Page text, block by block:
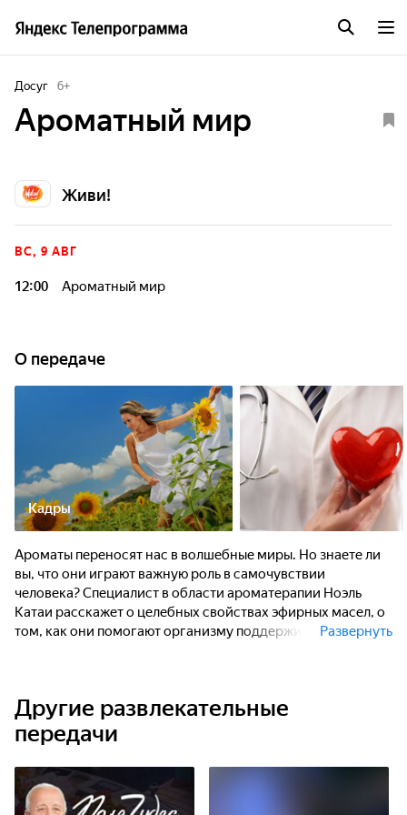
Досуг 6+
Ароматный мир
Живи!
ВС, 9 АВГ
12:00 Ароматный мир
О передаче
Кадры
Ароматы переносят нас в волшебные миры. Но знаете ли
вы, что они играют важную роль в самочувствии
человека? Специалист в области ароматерапии Ноэль
Катаи расскажет о целебных свойствах эфирных масел, о
том, как они помогают организму поддерживатьРазвернуть
Другие развлекательные
передачи